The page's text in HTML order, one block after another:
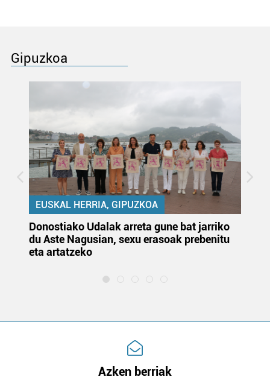
Gipuzkoa
EUSKAL HERRIA, GIPUZKOA
Donostiako Udalak arreta gune bat jarriko
du Aste Nagusian, sexu erasoak prebenitu
eta artatzeko
Azken berriak